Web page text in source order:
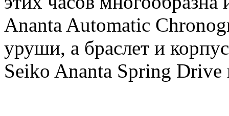
Ananta Automatic
уруши, а браслет и
Seiko Ananta Spring